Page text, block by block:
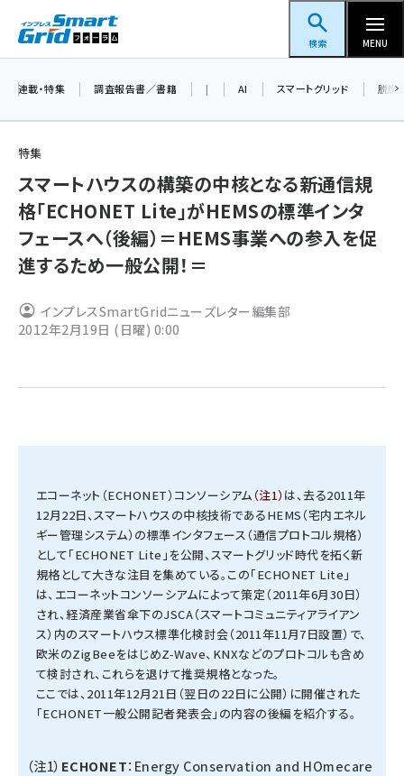
ン
スマートグリッドフォーラム
検索 MENU
蓄電池 (382)
新井 (345)
ペロブスカイト (327)
新井宏征 (278)
ngn (265)
連載・特集 調査報告書／書籍 | AI スマートグリッド 脱炭
特集
スマートハウスの構築の中核となる新通信規
格「ECHONET Lite」がHEMSの標準インタ
フェースへ（後編）＝HEMS事業への参入を促
進するため一般公開！＝
インプレスSmartGridニューズレター編集部
2012年2月19日 (日曜) 0:00
エコーネット（ECHONET）コンソーシアム （注1） は、去る2011年
12月22日、スマートハウスの中核技術であるHEMS（宅内エネル
ギー管理システム）の標準インタフェース（通信プロトコル規格）
として「ECHONET Lite」を公開、スマートグリッド時代を拓く新
規格として大きな注目を集めている。この「ECHONET Lite」
は、エコーネットコンソーシアムによって策定（2011年6月30日）
され、経済産業省傘下のJSCA（スマートコミュニティアライアン
ス）内のスマートハウス標準化検討会（2011年11月7日設置）で、
欧米のZigBeeをはじめZ-Wave、KNXなどのプロトコルも含め
て検討され、これらを退けて推奨規格となった。
ここでは、2011年12月21日（翌日の22日に公開）に開催された
「ECHONET一般公開記者発表会」の内容の後編を紹介する。
（注1） ECHONET：Energy Conservation and HOmecare